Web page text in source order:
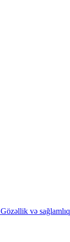
Gözəllik və sağlamlıq